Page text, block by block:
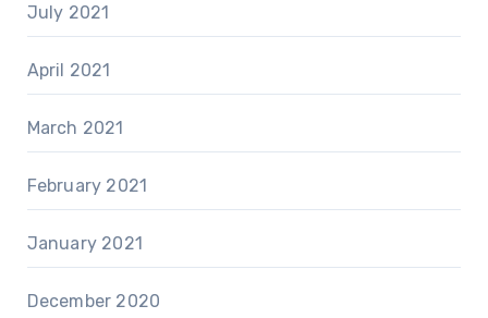
July 2021
April 2021
March 2021
February 2021
January 2021
December 2020